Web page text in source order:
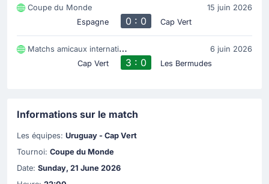
Coupe du Monde
15 juin 2026
Espagne
0 : 0 Cap Vert
Matchs amicaux internationaux
6 juin 2026
Cap Vert
3 : 0 Les Bermudes
Informations sur le match
Les équipes: Uruguay - Cap Vert
Tournoi: Coupe du Monde
Date: Sunday, 21 June 2026